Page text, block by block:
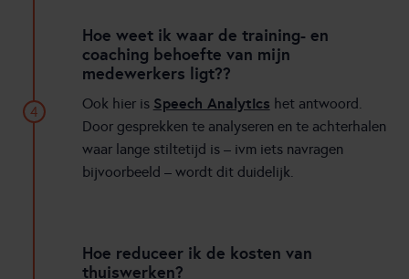
Hoe weet ik waar de training- en
coaching behoefte van mijn
medewerkers ligt??
Ook hier is Speech Analytics het antwoord.
Door gesprekken te analyseren en te achterhalen
waar lange stiltetijd is – ivm iets navragen
bijvoorbeeld – wordt dit duidelijk.
4
Hoe reduceer ik de kosten van
thuiswerken?